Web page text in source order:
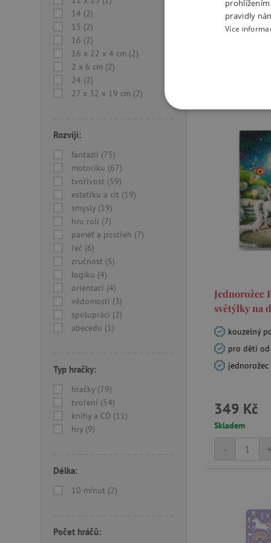
14 (2)
15 (2)
16 (2)
16 x 22 x 4 cm (2)
2 x 6 cm (2)
24 (2)
27 x 32 x 19 cm (2)
Rozvíjí:
fantazii (75)
motoriku (67)
tvořivost (59)
estetiku a cit (19)
smysly (19)
hru rolí (7)
paměť a postřeh (7)
řeč (6)
zručnost (5)
logiku (4)
orientaci (4)
vědomosti (3)
spolupráci (2)
abecedu (1)
Typ hračky:
hračky (79)
tvoření (54)
knihy a CD (11)
hry (9)
Délka:
10 minut (2)
Počet hráčů:
zábavu
Jednorožec
světýlky na
kouzelný
pro děti
349 Kč
Skladem
-
prohlížením
pravidly
Více
NEZBYTNĚ
FUNKČNÍ
Nezbytně nutné soubory
bez nezbytně nutných
cjConsent
PHPSESSID